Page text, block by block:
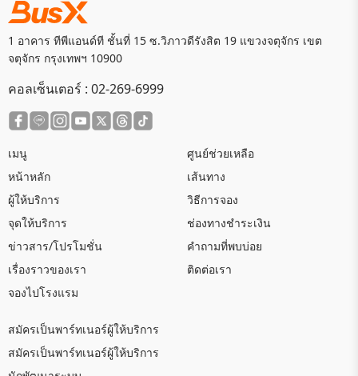
1 อาคาร ทีพีแอนด์ที ชั้นที่ 15 ซ.วิภาวดีรังสิต 19 แขวงจตุจักร เขต
จตุจักร กรุงเทพฯ 10900
คอลเซ็นเตอร์ : 02-269-6999
เมนู
หน้าหลัก
ผู้ให้บริการ
จุดให้บริการ
ข่าวสาร/โปรโมชั่น
เรื่องราวของเรา
จองไปโรงแรม
ศูนย์ช่วยเหลือ
เส้นทาง
วิธีการจอง
ช่องทางชำระเงิน
คำถามที่พบบ่อย
ติดต่อเรา
สมัครเป็นพาร์ทเนอร์ผู้ให้บริการ
สมัครเป็นพาร์ทเนอร์ผู้ให้บริการ